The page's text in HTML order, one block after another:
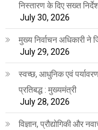
निस्तारण के दिए सख्त
July 30, 2026
मुख्य निर्वाचन अधिकारी ने
July 29, 2026
स्वच्छ, आधुनिक एवं
प्रतिबद्ध : मुख्यमंत्री
July 28, 2026
विज्ञान, प्रौद्योगिकी और